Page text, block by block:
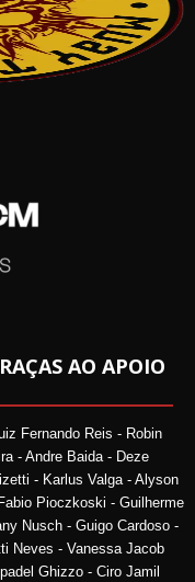
AO APOIO
Fernando Reis - Robin
- Andre Baida - Deze
- Karlus Valga - Alyson
Pioczkoski - Guilherme
Nusch - Guigo Cardoso -
Neves - Vanessa Jacob
Ghizzo - Ciro Jamil